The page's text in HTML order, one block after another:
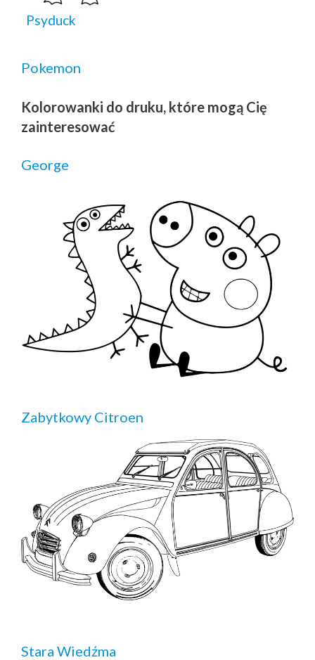
Psyduck
Pokemon
Kolorowanki do druku, które mogą Cię
zainteresować
George
Zabytkowy Citroen
Stara Wiedźma